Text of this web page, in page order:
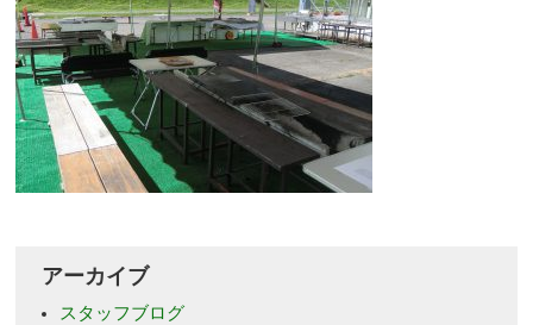
アーカイブ
スタッフブログ